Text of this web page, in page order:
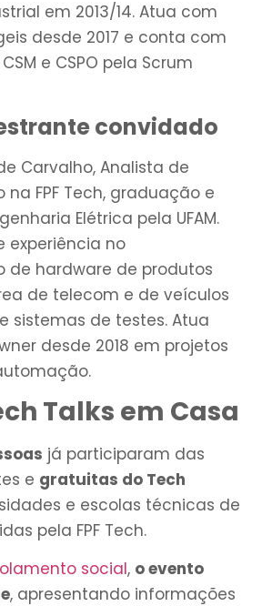
em 2013/14. Atua com
desde 2017 e conta com
e CSPO pela Scrum
convidado
Carvalho, Analista de
na FPF Tech, graduação e
Elétrica pela UFAM.
experiência no
de hardware de produtos
de telecom e de veículos
sistemas de testes. Atua
desde 2018 em projetos
Talks em Casa
já participaram das
e gratuitas do Tech
e escolas técnicas de
pela FPF Tech.
social, o evento
, apresentando informações